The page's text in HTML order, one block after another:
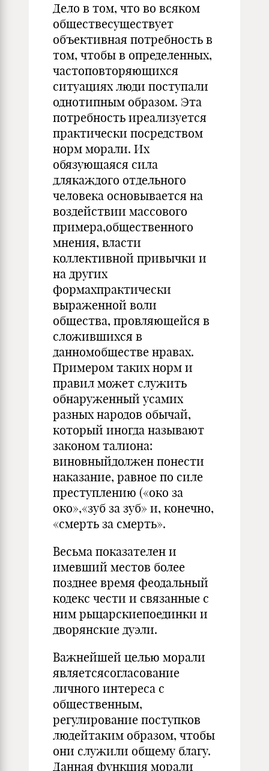
Дело в том, что во всяком
обществесуществует
объективная потребность в
том, чтобы в определенных,
частоповторяющихся
ситуациях люди поступали
однотипным образом. Эта
потребность иреализуется
практически посредством
норм морали. Их
обязующаяся сила
длякаждого отдельного
человека основывается на
воздействии массового
примера,общественного
мнения, власти
коллективной привычки и
на других
формахпрактически
выраженной воли
общества, провляющейся в
сложившихся в
данномобществе нравах.
Примером таких норм и
правил может служить
обнаруженный усамих
разных народов обычай,
который иногда называют
законом талиона:
виновныйдолжен понести
наказание, равное по силе
преступлению («око за
око»,«зуб за зуб» и, конечно,
«смерть за смерть».
Весьма показателен и
имевший местов более
позднее время феодальный
кодекс чести и связанные с
ним рыцарскиепоединки и
дворянские дуэли.
Важнейшей целью морали
являетсясогласование
личного интереса с
общественным,
регулирование поступков
людейтаким образом, чтобы
они служили общему благу.
Данная функция морали